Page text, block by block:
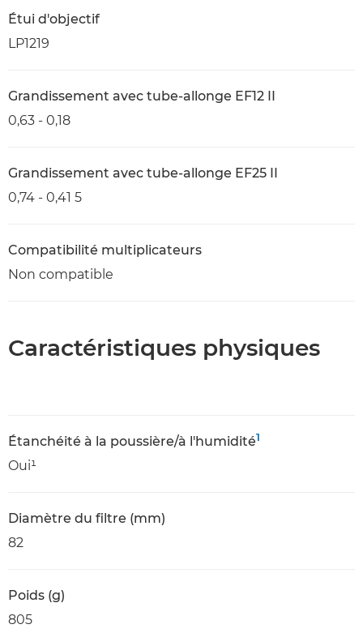
Étui d'objectif
LP1219
Grandissement avec tube-allonge EF12 II
0,63 - 0,18
Grandissement avec tube-allonge EF25 II
0,74 - 0,41 5
Compatibilité multiplicateurs
Non compatible
Caractéristiques physiques
Étanchéité à la poussière/à l'humidité1
Oui¹
Diamètre du filtre (mm)
82
Poids (g)
805